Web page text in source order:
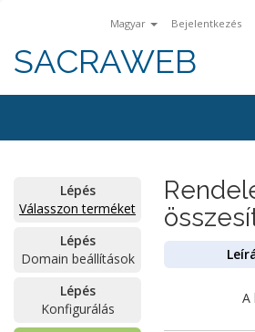
Magyar Bejelentkezés
SACRAWEB
Lépés
Válasszon terméket
Lépés
Domain beállítások
Lépés
Konfigurálás
A